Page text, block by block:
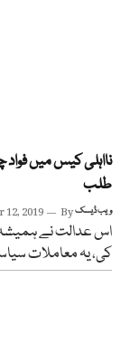
نااہلی کیس میں
طلب
12, 2019 Byویب ڈیسک
اس عدالت نے
کی، یہ معاملات